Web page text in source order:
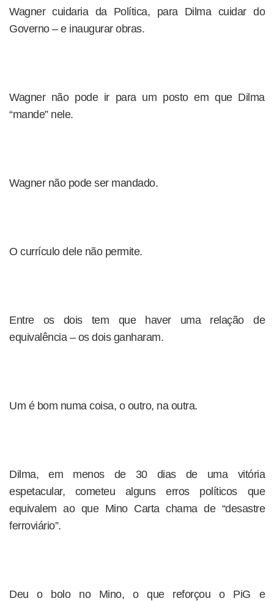
Wagner cuidaria da Política, para Dilma cuidar do
Governo – e inaugurar obras.
Wagner não pode ir para um posto em que Dilma
“mande” nele.
Wagner não pode ser mandado.
O currículo dele não permite.
Entre os dois tem que haver uma relação de
equivalência – os dois ganharam.
Um é bom numa coisa, o outro, na outra.
Dilma, em menos de 30 dias de uma vitória
espetacular, cometeu alguns erros políticos que
equivalem ao que Mino Carta chama de “desastre
ferroviário”.
Deu o bolo no Mino, o que reforçou o PiG e